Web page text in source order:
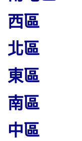
西區
北區
東區
南區
中區